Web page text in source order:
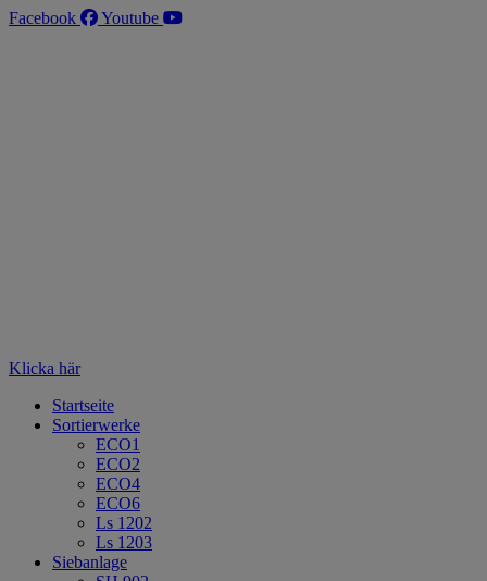
Zum
Facebook Youtube
Klicka här
Startseite
Sortierwerke
ECO1
ECO2
ECO4
ECO6
Ls 1202
Ls 1203
Siebanlage